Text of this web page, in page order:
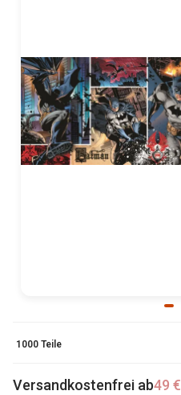
1000 Teile
Versandkostenfrei ab49